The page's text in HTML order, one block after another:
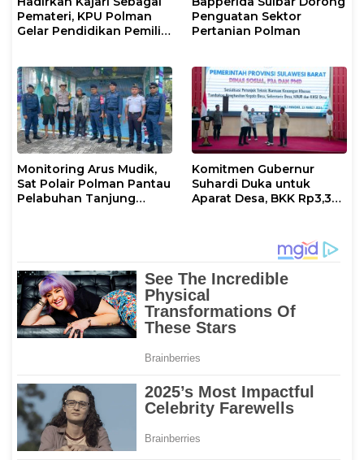
Pemateri, KPU Polman
Gelar Pendidikan Pemilih
Penguatan Sektor
Pertanian Polman
Monitoring Arus Mudik,
Sat Polair Polman Pantau
Pelabuhan Tanjung
Komitmen Gubernur
Suhardi Duka untuk
Aparat Desa, BKK Rp3,3